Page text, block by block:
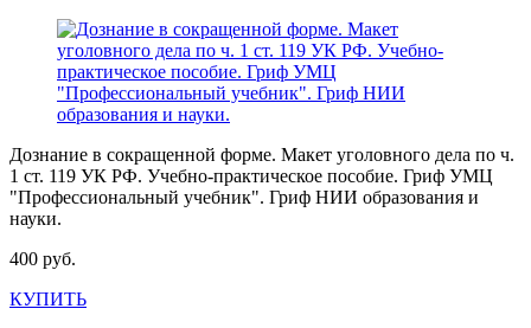
Дознание в сокращенной форме. Макет уголовного дела по ч.
1 ст. 119 УК РФ. Учебно-практическое пособие. Гриф УМЦ
"Профессиональный учебник". Гриф НИИ образования и
науки.
400 руб.
КУПИТЬ